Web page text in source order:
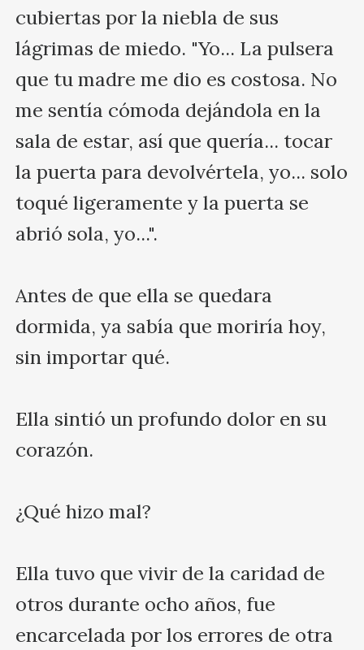
cubiertas por la niebla de sus
lágrimas de miedo. "Yo... La pulsera
que tu madre me dio es costosa. No
me sentía cómoda dejándola en la
sala de estar, así que quería... tocar
la puerta para devolvértela, yo... solo
toqué ligeramente y la puerta se
abrió sola, yo...".
Antes de que ella se quedara
dormida, ya sabía que moriría hoy,
sin importar qué.
Ella sintió un profundo dolor en su
corazón.
¿Qué hizo mal?
Ella tuvo que vivir de la caridad de
otros durante ocho años, fue
encarcelada por los errores de otra